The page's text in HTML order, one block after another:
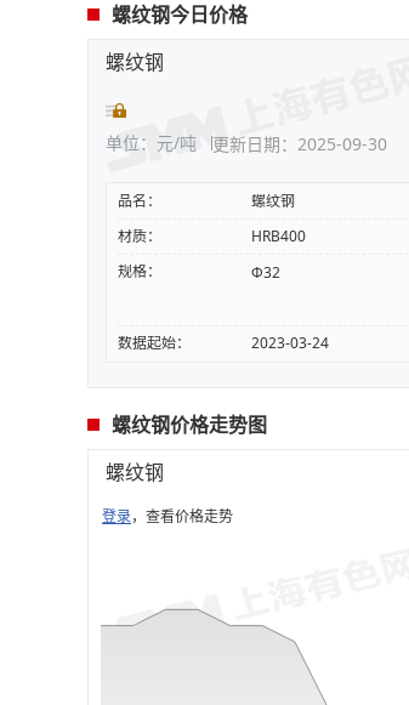
螺纹钢今日价格
螺纹钢
单位：元/吨 更新日期：2025-09-30
品名：
螺纹钢
材质：
HRB400
规格：
Φ32
数据起始： 2023-03-24
螺纹钢价格走势图
螺纹钢
登录，查看价格走势